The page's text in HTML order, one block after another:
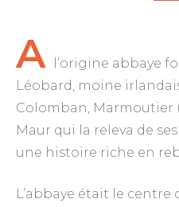
A
l’origine abbaye
Léobard, moine
Colomban, Marmoutier
Maur qui la releva de
une histoire riche en
L’abbaye était le centre